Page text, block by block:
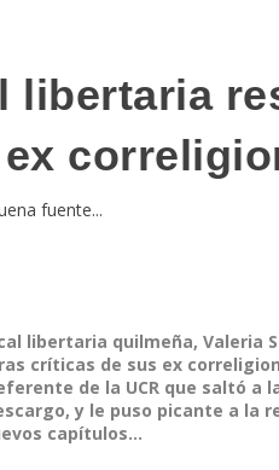
libertaria
fuente...
libertaria quilmeña, Valeria
críticas de sus ex
de la UCR que saltó a
y le puso picante a la
capítulos...